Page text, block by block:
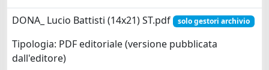
DONA_ Lucio Battisti (14x21) ST.pdf
solo gestori archivio
Tipologia: PDF editoriale (versione pubblicata
dall'editore)